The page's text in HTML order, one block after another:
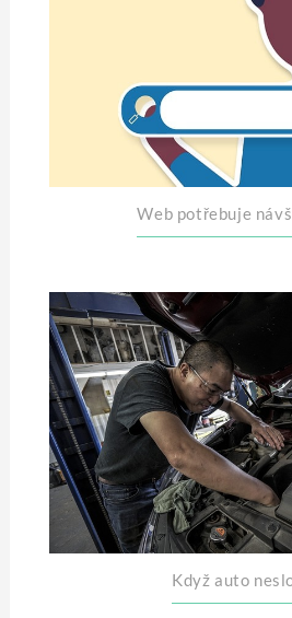
Web potřebuje
Když auto